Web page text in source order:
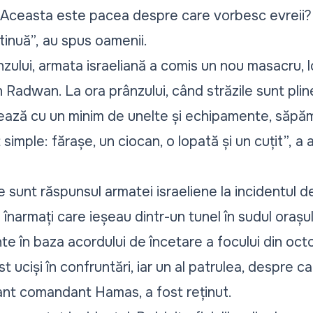
este pacea despre care vorbesc
au spus oamenii.
armata israeliană a comis un nou
La ora prânzului, când străzile sunt
cu un minim de unelte și echipamente,
fărașe, un ciocan, o lopată și un cuțit”, a
sunt răspunsul armatei israeliene la incidentul
care ieșeau dintr-un tunel în sudul
în baza acordului de încetare a focului din
uciși în confruntări, iar un al patrulea, despre
comandant Hamas, a fost reținut.